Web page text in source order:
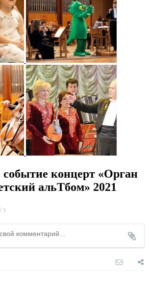
концерт «Орган
альТбом» 2021
/ 1